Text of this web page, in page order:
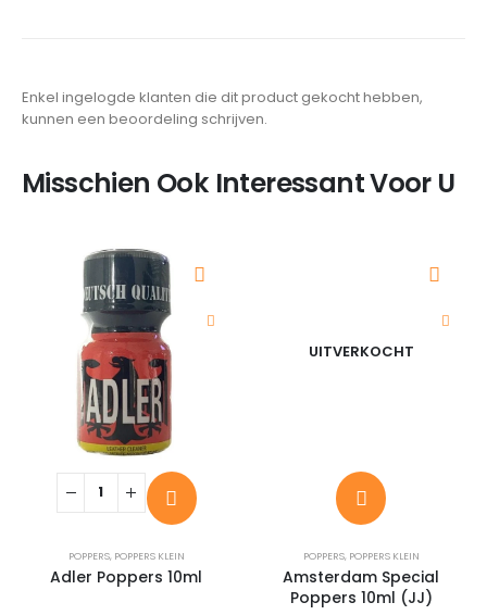
Enkel ingelogde klanten die dit product gekocht hebben,
kunnen een beoordeling schrijven.
Misschien Ook Interessant Voor U
POPPERS, POPPERS KLEIN
Adler Poppers 10ml
UITVERKOCHT
POPPERS, POPPERS KLEIN
Amsterdam Special
Poppers 10ml (JJ)